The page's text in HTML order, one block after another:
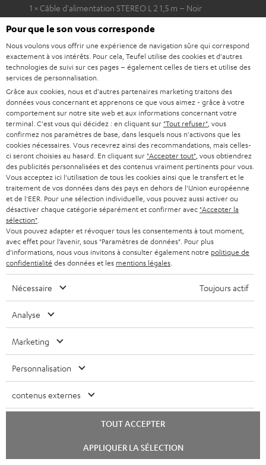
1 × Câble d'alimentation STEREO L 2 1,5 m – Noir
1 × Grille STÉRÉO L 2 (Paire) – Noir
Téléchargement et support
D
c
u
m
e
n
Mode d’emploi: STÉRÉO L 2
a
.
Teufel Home App - Google Play
chat
Pour que le son vous corresponde
Nous voulons vous offrir une expérience de navigation sûre qui correspond
exactement à vos intérêts. Pour cela, Teufel utilise des cookies et d'autres
technologies de suivi sur ces pages – également celles de tiers et utilise des
services de personnalisation.
Grâce aux cookies, nous et d'autres partenaires marketing traitons des
données vous concernant et apprenons ce que vous aimez - grâce à votre
comportement sur notre site web et aux informations concernant votre
terminal. C'est vous qui décidez : en cliquant sur "Tout refuser" , vous
confirmez nos paramètres de base, dans lesquels nous n'activons que les
cookies nécessaires. Vous recevrez ainsi des recommandations, mais celles-
ci seront choisies au hasard. En cliquant sur "Accepter tout" , vous obtiendrez
des publicités personnalisées et des contenus vraiment pertinents pour vous.
Vous acceptez ici l'utilisation de tous les cookies ainsi que le transfert et le
traitement de vos données dans des pays en dehors de l'Union européenne
et de l'EER. Pour une sélection individuelle, vous pouvez aussi activer ou
désactiver chaque catégorie séparément et confirmer avec "Accepter la
sélection"
Vous pouvez adapter et révoquer tous les consentements à tout moment,
avec effet pour l’avenir, sous "Paramètres de données". Pour plus
d'informations, nous vous invitons à consulter également notre politique de
confidentialité des données et les mentions légales
Nécessaire Toujours actif
Analyse
Marketing
Personnalisation
contenus externes
TOUT ACCEPTER
APPLIQUER LA SÉLECTION